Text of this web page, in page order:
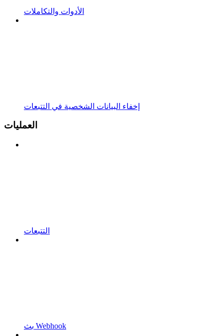
الأدوات والتكاملات
إخفاء البيانات الشخصية في التتبعات
العمليات
التتبعات
بث Webhook